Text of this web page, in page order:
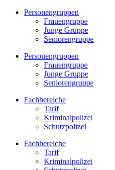
Personengruppen
Frauengruppe
Junge Gruppe
Seniorengruppe
Personengruppen
Frauengruppe
Junge Gruppe
Seniorengruppe
Fachbereiche
Tarif
Kriminalpolizei
Schutzpolizei
Fachbereiche
Tarif
Kriminalpolizei